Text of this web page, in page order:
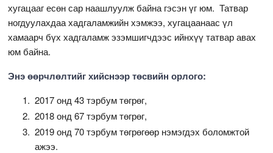
хугацааг есөн сар наашлуулж байна гэсэн үг юм. Татвар
ногдуулахдаа хадгаламжийн хэмжээ, хугацаанаас үл
хамаарч бүх хадгаламж эзэмшигчдээс ийнхүү татвар авах
юм байна.
Энэ өөрчлөлтийг хийснээр төсвийн орлого:
2017 онд 43 тэрбум төгрөг,
2018 онд 67 тэрбум төгрөг,
2019 онд 70 тэрбум төгрөгөөр нэмэгдэх боломжтой
ажээ.